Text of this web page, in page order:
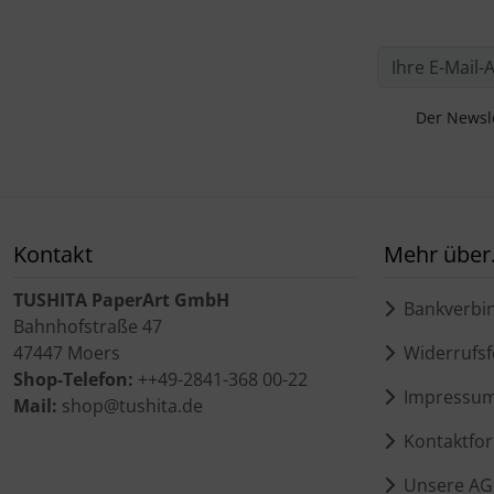
Der
Kontakt
TUSHITA PaperArt GmbH
Bahnhofstraße 47
47447 Moers
Shop-Telefon: ++49-2841-368 00-22
Mail: shop@tushita.de
Mehr
Unsere